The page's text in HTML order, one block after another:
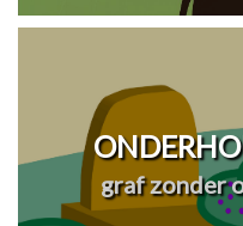
graf zonder